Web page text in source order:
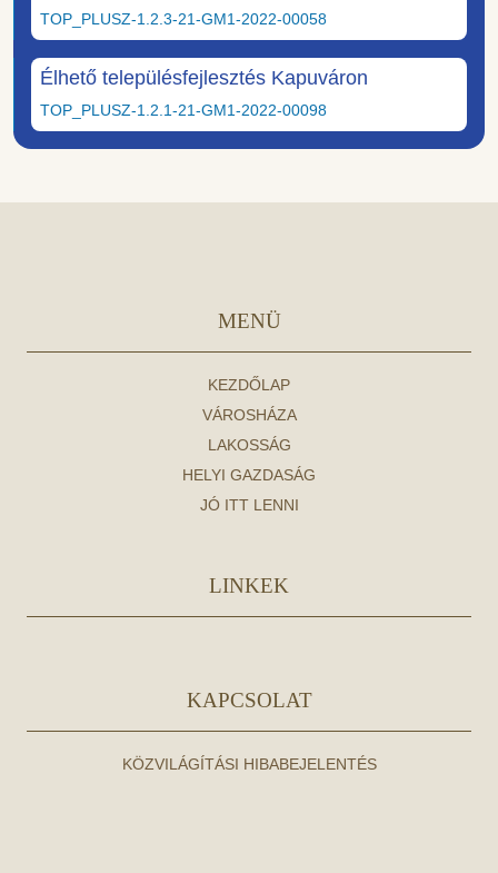
TOP_PLUSZ-1.2.3-21-GM1-2022-00058
Élhető településfejlesztés Kapuváron
TOP_PLUSZ-1.2.1-21-GM1-2022-00098
MENÜ
KEZDŐLAP
VÁROSHÁZA
LAKOSSÁG
HELYI GAZDASÁG
JÓ ITT LENNI
LINKEK
KAPCSOLAT
KÖZVILÁGÍTÁSI HIBABEJELENTÉS